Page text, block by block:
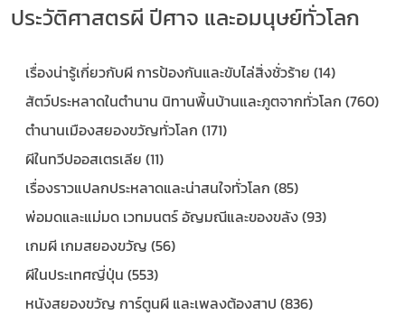
ประวัติศาสตรผี ปีศาจ และอมนุษย์ทั่วโลก
เรื่องน่ารู้เกี่ยวกับผี การป้องกันและขับไล่สิ่งชั่วร้าย (14)
สัตว์ประหลาดในตำนาน นิทานพื้นบ้านและภูตจากทั่วโลก (760)
ตำนานเมืองสยองขวัญทั่วโลก (171)
ผีในทวีปออสเตรเลีย (11)
เรื่องราวแปลกประหลาดและน่าสนใจทั่วโลก (85)
พ่อมดและแม่มด เวทมนตร์ อัญมณีและของขลัง (93)
เกมผี เกมสยองขวัญ (56)
ผีในประเทศญี่ปุ่น (553)
หนังสยองขวัญ การ์ตูนผี และเพลงต้องสาป (836)